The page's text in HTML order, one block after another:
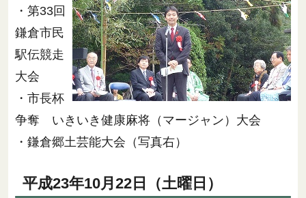
・第33回
鎌倉市民
駅伝競走
大会
・市長杯
争奪 いきいき健康麻将（マージャン）大会
・鎌倉郷土芸能大会（写真右）
平成23年10月22日（土曜日）